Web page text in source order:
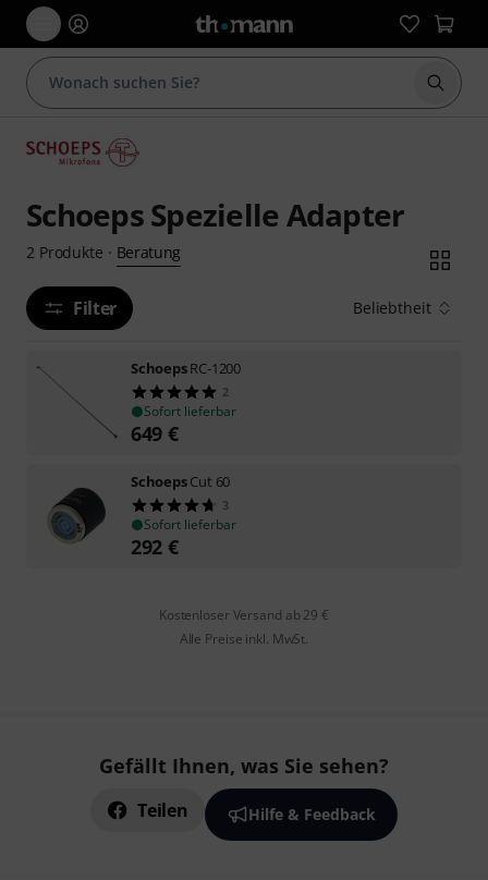
Suche
Schoeps Spezielle Adapter
2 Produkte · Beratung
Filter Beliebtheit
SchoepsRC-1200
2
Sofort lieferbar
649 €
SchoepsCut 60
3
Sofort lieferbar
292 €
Kostenloser Versand ab 29 €
Alle Preise inkl. MwSt.
Gefällt Ihnen, was Sie sehen?
Teilen Hilfe & Feedback